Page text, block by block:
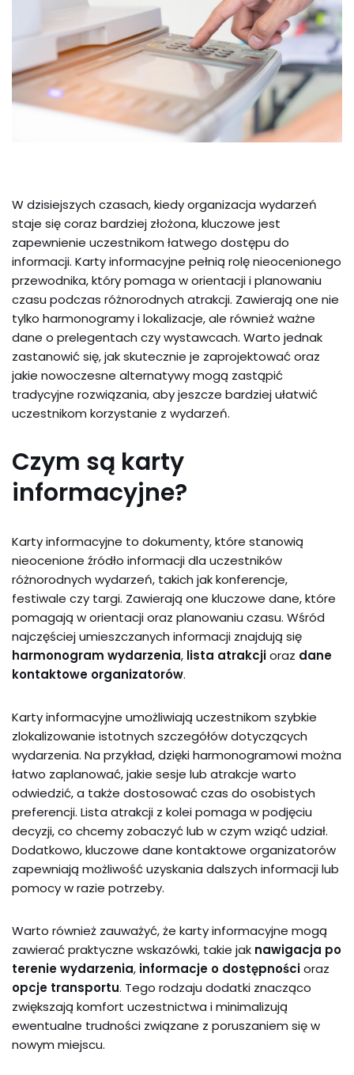
W dzisiejszych czasach, kiedy organizacja wydarzeń
staje się coraz bardziej złożona, kluczowe jest
zapewnienie uczestnikom łatwego dostępu do
informacji. Karty informacyjne pełnią rolę nieocenionego
przewodnika, który pomaga w orientacji i planowaniu
czasu podczas różnorodnych atrakcji. Zawierają one nie
tylko harmonogramy i lokalizacje, ale również ważne
dane o prelegentach czy wystawcach. Warto jednak
zastanowić się, jak skutecznie je zaprojektować oraz
jakie nowoczesne alternatywy mogą zastąpić
tradycyjne rozwiązania, aby jeszcze bardziej ułatwić
uczestnikom korzystanie z wydarzeń.
Czym są karty
informacyjne?
Karty informacyjne to dokumenty, które stanowią
nieocenione źródło informacji dla uczestników
różnorodnych wydarzeń, takich jak konferencje,
festiwale czy targi. Zawierają one kluczowe dane, które
pomagają w orientacji oraz planowaniu czasu. Wśród
najczęściej umieszczanych informacji znajdują się
harmonogram wydarzenia, lista atrakcjioraz dane
kontaktowe organizatorów.
Karty informacyjne umożliwiają uczestnikom szybkie
zlokalizowanie istotnych szczegółów dotyczących
wydarzenia. Na przykład, dzięki harmonogramowi można
łatwo zaplanować, jakie sesje lub atrakcje warto
odwiedzić, a także dostosować czas do osobistych
preferencji. Lista atrakcji z kolei pomaga w podjęciu
decyzji, co chcemy zobaczyć lub w czym wziąć udział.
Dodatkowo, kluczowe dane kontaktowe organizatorów
zapewniają możliwość uzyskania dalszych informacji lub
pomocy w razie potrzeby.
Warto również zauważyć, że karty informacyjne mogą
zawierać praktyczne wskazówki, takie jak nawigacja po
terenie wydarzenia, informacje o dostępnościoraz
opcje transportu. Tego rodzaju dodatki znacząco
zwiększają komfort uczestnictwa i minimalizują
ewentualne trudności związane z poruszaniem się w
nowym miejscu.